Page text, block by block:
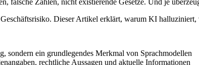
Dieser Artikel erklärt, warum KI
sondern ein grundlegendes Merkmal von Sprachmodellen
rechtliche Aussagen und aktuelle Informationen